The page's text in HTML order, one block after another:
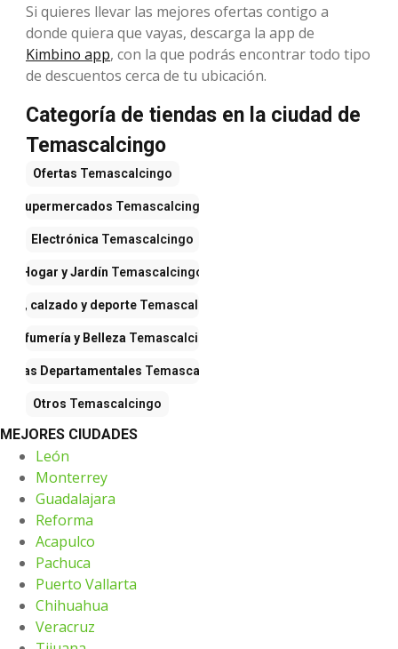
Si quieres llevar las mejores ofertas contigo a
donde quiera que vayas, descarga la app de
Kimbino app, con la que podrás encontrar todo tipo
de descuentos cerca de tu ubicación.
Categoría de tiendas en la ciudad de
Temascalcingo
Ofertas Temascalcingo
Supermercados Temascalcingo
Electrónica Temascalcingo
Hogar y Jardín Temascalcingo
calzado y deporteTemascalcingo
Perfumería y Belleza Temascalcingo
Departamentales Temascalcingo
Otros Temascalcingo
MEJORES CIUDADES
León
Monterrey
Guadalajara
Reforma
Acapulco
Pachuca
Puerto Vallarta
Chihuahua
Veracruz